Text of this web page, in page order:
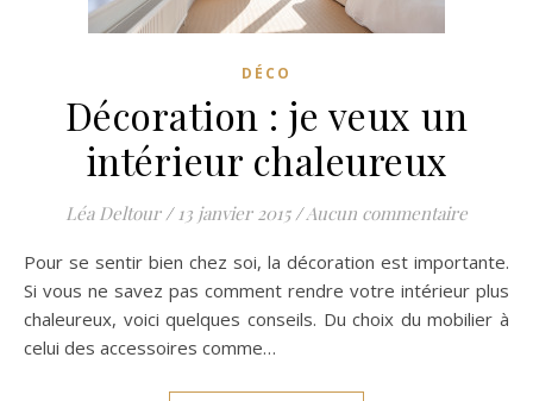
DÉCO
Décoration : je veux un
intérieur chaleureux
Léa Deltour / 13 janvier 2015 /Aucun commentaire
Pour se sentir bien chez soi, la décoration est importante.
Si vous ne savez pas comment rendre votre intérieur plus
chaleureux, voici quelques conseils. Du choix du mobilier à
celui des accessoires comme…